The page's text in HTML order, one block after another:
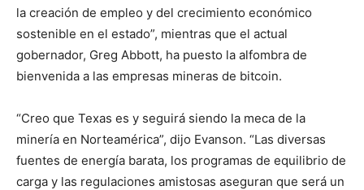
la creación de empleo y del crecimiento económico
sostenible en el estado”, mientras que el actual
gobernador, Greg Abbott, ha puesto la alfombra de
bienvenida a las empresas mineras de bitcoin.
“Creo que Texas es y seguirá siendo la meca de la
minería en Norteamérica”, dijo Evanson. “Las diversas
fuentes de energía barata, los programas de equilibrio de
carga y las regulaciones amistosas aseguran que será un